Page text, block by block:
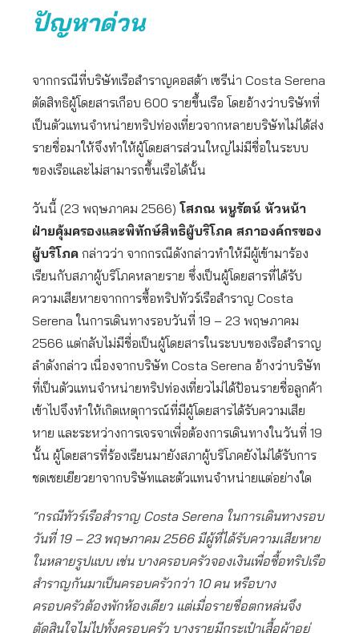
ปัญหาด่วน
จากกรณีที่บริษัทเรือสำราญคอสต้า เซรีน่า Costa Serena
ตัดสิทธิผู้โดยสารเกือบ 600 รายขึ้นเรือ โดยอ้างว่าบริษัทที่
เป็นตัวแทนจำหน่ายทริปท่องเที่ยวจากหลายบริษัทไม่ได้ส่ง
รายชื่อมาให้จึงทำให้ผู้โดยสารส่วนใหญ่ไม่มีชื่อในระบบ
ของเรือและไม่สามารถขึ้นเรือได้นั้น
วันนี้ (23 พฤษภาคม 2566) โสภณ หนูรัตน์ หัวหน้า
ฝ่ายคุ้มครองและพิทักษ์สิทธิผู้บริโภค สภาองค์กรของ
ผู้บริโภค กล่าวว่า จากกรณีดังกล่าวทำให้มีผู้เข้ามาร้อง
เรียนกับสภาผู้บริโภคหลายราย ซึ่งเป็นผู้โดยสารที่ได้รับ
ความเสียหายจากการซื้อทริปทัวร์เรือสำราญ Costa
Serena ในการเดินทางรอบวันที่ 19 – 23 พฤษภาคม
2566 แต่กลับไม่มีชื่อเป็นผู้โดยสารในระบบของเรือสำราญ
ลำดังกล่าว เนื่องจากบริษัท Costa Serena อ้างว่าบริษัท
ที่เป็นตัวแทนจำหน่ายทริปท่องเที่ยวไม่ได้ป้อนรายชื่อลูกค้า
เข้าไปจึงทำให้เกิดเหตุการณ์ที่มีผู้โดยสารได้รับความเสีย
หาย และระหว่างการเจรจาเพื่อต้องการเดินทางในวันที่ 19
นั้น ผู้โดยสารที่ร้องเรียนมายังสภาผู้บริโภคยังไม่ได้รับการ
ชดเชยเยียวยาจากบริษัทและตัวแทนจำหน่ายแต่อย่างใด
“กรณีทัวร์เรือสำราญ Costa Serena ในการเดินทางรอบ
วันที่ 19 – 23 พฤษภาคม 2566 มีผู้ที่ได้รับความเสียหาย
ในหลายรูปแบบ เช่น บางครอบครัวจองเงินเพื่อซื้อทริปเรือ
สำราญกันมาเป็นครอบครัวกว่า 10 คน หรือบาง
ครอบครัวต้องพักห้องเดียว แต่เมื่อรายชื่อตกหล่นจึง
ตัดสินใจไม่ไปทั้งครอบครัว บางรายมีกระเป๋าเสื้อผ้าอยู่